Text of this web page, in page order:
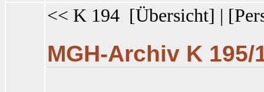
<< K 194 [Übersicht] | [
MGH-Archiv K 195/